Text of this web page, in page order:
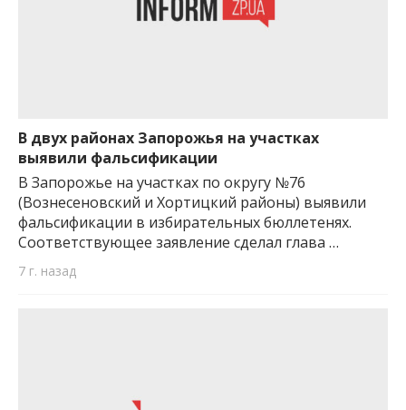
В двух районах Запорожья на участках
выявили фальсификации
В Запорожье на участках по округу №76
(Вознесеновский и Хортицкий районы) выявили
фальсификации в избирательных бюллетенях.
Соответствующее заявление сделал глава …
7 г. назад